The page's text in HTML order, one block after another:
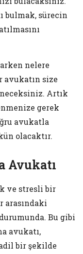
bulmak, sürecin
nelere
size
Artık
gerek
avukatla
olacaktır.
Avukatı
ve stresli bir
arasındaki
Bu gibi
avukatı,
bir şekilde